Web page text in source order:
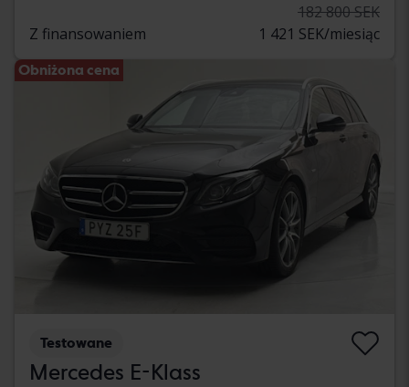
182 800 SEK
Z finansowaniem
1 421 SEK/miesiąc
Obniżona cena
Testowane
Mercedes E-Klass